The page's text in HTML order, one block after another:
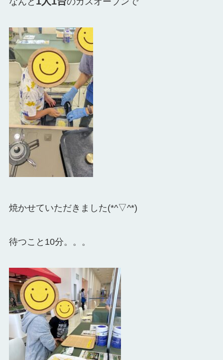
焼かせていただきました(*^▽^*)
待つこと10分。。。